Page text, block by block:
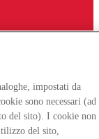
impostati da
sono necessari (ad
del sito). I cookie non
del sito,